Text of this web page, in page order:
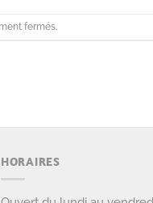
fermés.
HORAIRES